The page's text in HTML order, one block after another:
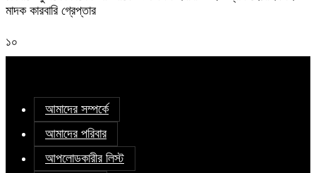
মাদক কারবারি গ্রেপ্তার
১০
আমাদের সম্পর্কে
আমাদের পরিবার
আপলোডকারীর লিস্ট